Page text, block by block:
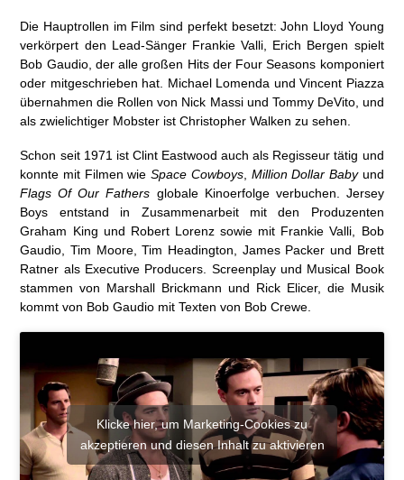
Die Hauptrollen im Film sind perfekt besetzt: John Lloyd Young
verkörpert den Lead-Sänger Frankie Valli, Erich Bergen spielt
Bob Gaudio, der alle großen Hits der Four Seasons komponiert
oder mitgeschrieben hat. Michael Lomenda und Vincent Piazza
übernahmen die Rollen von Nick Massi und Tommy DeVito, und
als zwielichtiger Mobster ist Christopher Walken zu sehen.
Schon seit 1971 ist Clint Eastwood auch als Regisseur tätig und
konnte mit Filmen wieSpace Cowboys, Million Dollar Babyund
Flags Of Our Fathers globale Kinoerfolge verbuchen. Jersey
Boys entstand in Zusammenarbeit mit den Produzenten
Graham King und Robert Lorenz sowie mit Frankie Valli, Bob
Gaudio, Tim Moore, Tim Headington, James Packer und Brett
Ratner als Executive Producers. Screenplay und Musical Book
stammen von Marshall Brickmann und Rick Elicer, die Musik
kommt von Bob Gaudio mit Texten von Bob Crewe.
Klicke hier, um Marketing-Cookies zu
akzeptieren und diesen Inhalt zu aktivieren